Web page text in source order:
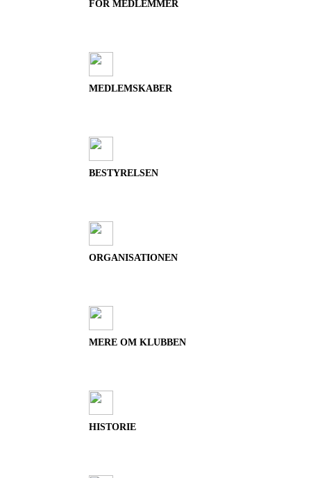
FOR MEDLEMMER
MEDLEMSKABER
BESTYRELSEN
ORGANISATIONEN
MERE OM KLUBBEN
HISTORIE